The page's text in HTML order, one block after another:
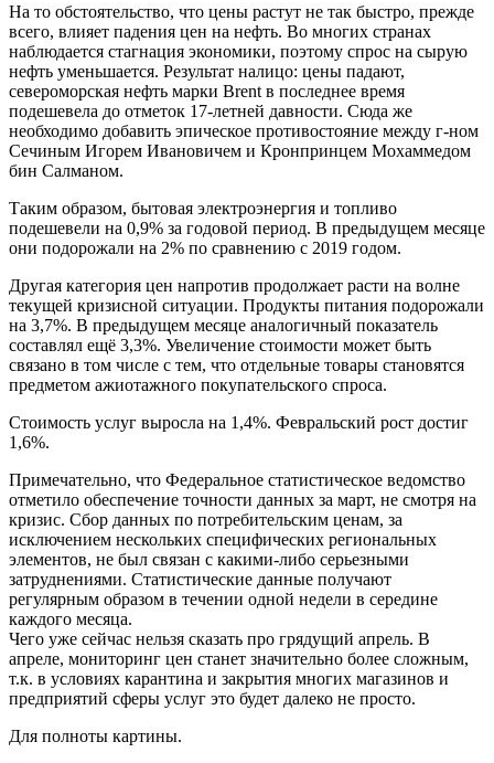
На то обстоятельство, что цены растут не так быстро, прежде
всего, влияет падения цен на нефть. Во многих странах
наблюдается стагнация экономики, поэтому спрос на сырую
нефть уменьшается. Результат налицо: цены падают,
североморская нефть марки Brent в последнее время
подешевела до отметок 17-летней давности. Сюда же
необходимо добавить эпическое противостояние между г-ном
Сечиным Игорем Ивановичем и Кронпринцем Мохаммедом
бин Салманом.
Таким образом, бытовая электроэнергия и топливо
подешевели на 0,9% за годовой период. В предыдущем месяце
они подорожали на 2% по сравнению с 2019 годом.
Другая категория цен напротив продолжает расти на волне
текущей кризисной ситуации. Продукты питания подорожали
на 3,7%. В предыдущем месяце аналогичный показатель
составлял ещё 3,3%. Увеличение стоимости может быть
связано в том числе с тем, что отдельные товары становятся
предметом ажиотажного покупательского спроса.
Стоимость услуг выросла на 1,4%. Февральский рост достиг
1,6%.
Примечательно, что Федеральное статистическое ведомство
отметило обеспечение точности данных за март, не смотря на
кризис. Сбор данных по потребительским ценам, за
исключением нескольких специфических региональных
элементов, не был связан с какими-либо серьезными
затруднениями. Статистические данные получают
регулярным образом в течении одной недели в середине
каждого месяца.
Чего уже сейчас нельзя сказать про грядущий апрель. В
апреле, мониторинг цен станет значительно более сложным,
т.к. в условиях карантина и закрытия многих магазинов и
предприятий сферы услуг это будет далеко не просто.
Для полноты картины.